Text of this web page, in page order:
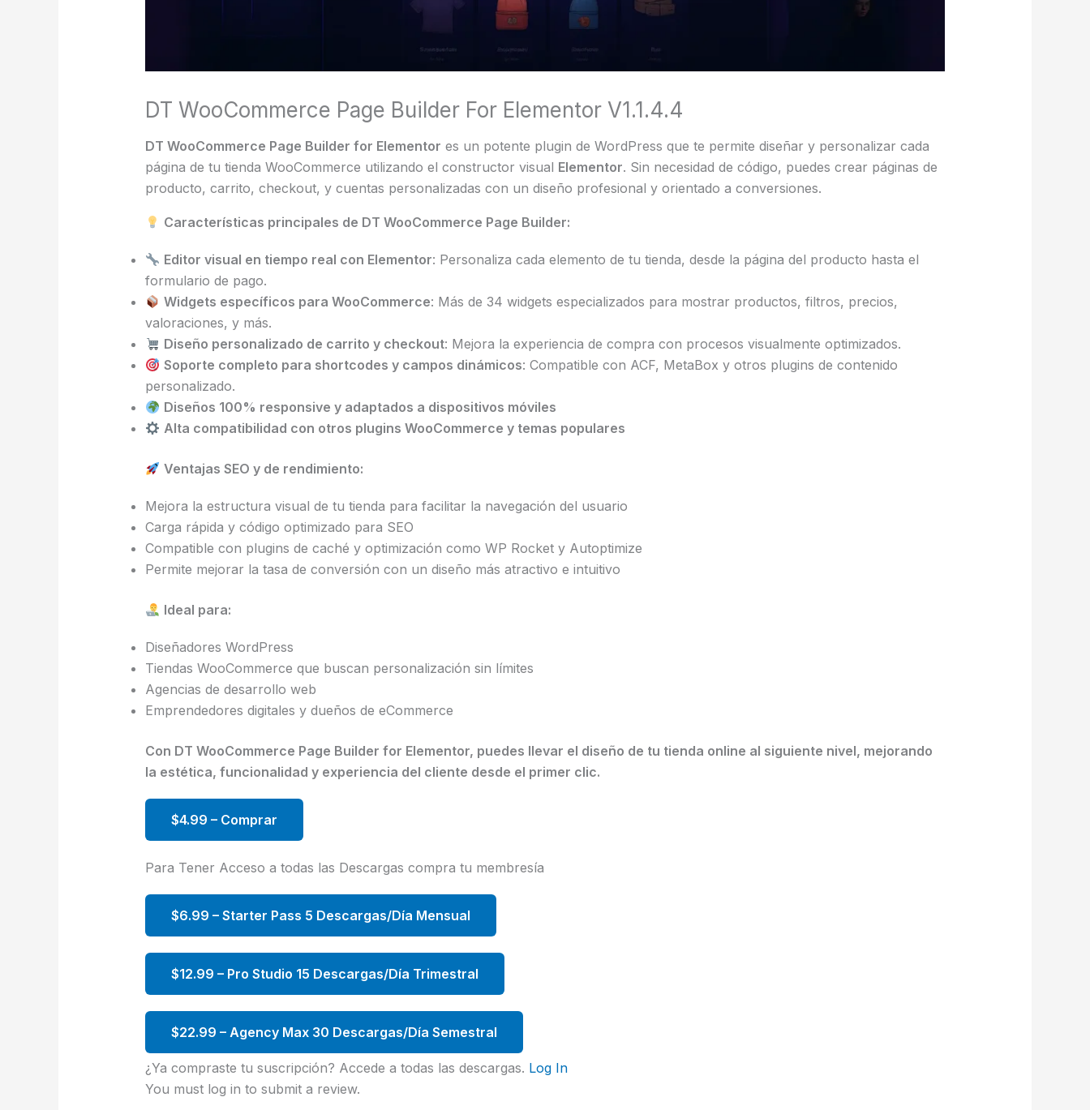
DT WooCommerce Page Builder For Elementor V1.1.4.4
DT WooCommerce Page Builder for Elementor es un potente plugin de WordPress que te permite diseñar y personalizar cada
página de tu tienda WooCommerce utilizando el constructor visual Elementor. Sin necesidad de código, puedes crear páginas de
producto, carrito, checkout, y cuentas personalizadas con un diseño profesional y orientado a conversiones.
Características principales de DT WooCommerce Page Builder:
Editor visual en tiempo real con Elementor: Personaliza cada elemento de tu tienda, desde la página del producto hasta el
formulario de pago.
Widgets específicos para WooCommerce: Más de 34 widgets especializados para mostrar productos, filtros, precios,
valoraciones, y más.
Diseño personalizado de carrito y checkout: Mejora la experiencia de compra con procesos visualmente optimizados.
Soporte completo para shortcodes y campos dinámicos: Compatible con ACF, MetaBox y otros plugins de contenido
personalizado.
Diseños 100% responsive y adaptados a dispositivos móviles
Alta compatibilidad con otros plugins WooCommerce y temas populares
Ventajas SEO y de rendimiento:
Mejora la estructura visual de tu tienda para facilitar la navegación del usuario
Carga rápida y código optimizado para SEO
Compatible con plugins de caché y optimización como WP Rocket y Autoptimize
Permite mejorar la tasa de conversión con un diseño más atractivo e intuitivo
Ideal para:
Diseñadores WordPress
Tiendas WooCommerce que buscan personalización sin límites
Agencias de desarrollo web
Emprendedores digitales y dueños de eCommerce
Con DT WooCommerce Page Builder for Elementor, puedes llevar el diseño de tu tienda online al siguiente nivel, mejorando
la estética, funcionalidad y experiencia del cliente desde el primer clic.
$4.99 – Comprar
Para Tener Acceso a todas las Descargas compra tu membresía
$6.99 – Starter Pass 5 Descargas/Día Mensual
$12.99 – Pro Studio 15 Descargas/Día Trimestral
$22.99 – Agency Max 30 Descargas/Día Semestral
¿Ya compraste tu suscripción? Accede a todas las descargas. Log In
You must log in to submit a review.